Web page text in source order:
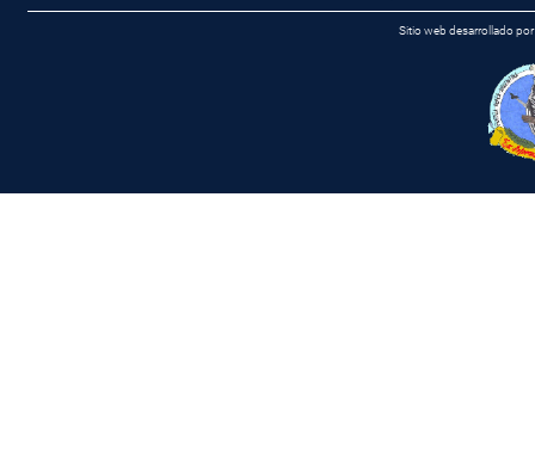
Sitio web desarrollado